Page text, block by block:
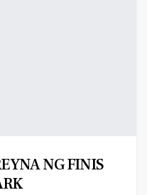
NG FINIS